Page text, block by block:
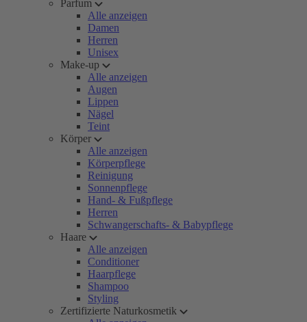
Parfum
Alle anzeigen
Damen
Herren
Unisex
Make-up
Alle anzeigen
Augen
Lippen
Nägel
Teint
Körper
Alle anzeigen
Körperpflege
Reinigung
Sonnenpflege
Hand- & Fußpflege
Herren
Schwangerschafts- & Babypflege
Haare
Alle anzeigen
Conditioner
Haarpflege
Shampoo
Styling
Zertifizierte Naturkosmetik